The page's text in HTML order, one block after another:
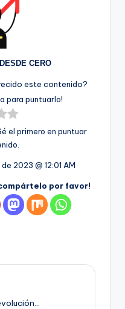
CERO
este contenido?
para puntuarlo!
el primero en puntuar
2023 @ 12:01 AM
por favor!